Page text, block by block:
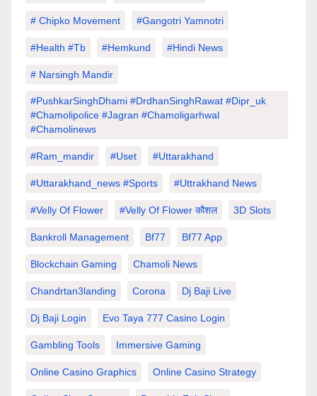
# Chipko Movement #Gangotri Yamnotri
#Health #tb #hemkund #hindi News
# Narsingh Mandir
#PushkarSinghDhami #drdhanSinghRawat #dipr_uk
#chamolipolice #Jagran #chamoligarhwal
#chamolinews
#Ram_mandir #uset #uttarakhand
#Uttarakhand_news #sports #Uttrakhand News
#velly Of Flower #velly Of Flower कौशल 3D Slots
Bankroll Management Bf77 Bf77 App
Blockchain Gaming Chamoli News
Chandrtan3landing Corona Dj Baji Live
Dj Baji Login Evo Taya 777 Casino Login
Gambling Tools Immersive Gaming
Online Casino Graphics Online Casino Strategy